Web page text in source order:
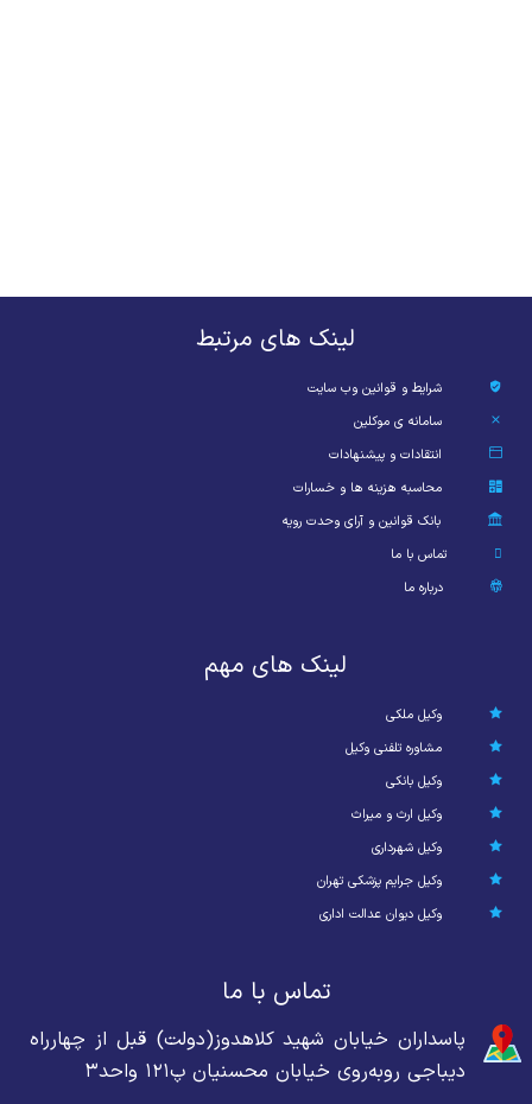
لینک های مرتبط
شرایط و قوانین وب سایت
سامانه ی موکلین
انتقادات و پیشنهادات
محاسبه هزینه ها و خسارات
بانک قوانین و آرای وحدت رویه
تماس با ما
درباره ما
لینک های مهم
وکیل ملکی
مشاوره تلفنی وکیل
وکیل بانکی
وکیل ارث و میراث
وکیل شهرداری
وکیل جرایم پزشکی تهران
وکیل دیوان عدالت اداری
تماس با ما
پاسداران خیابان شهید کلاهدوز(دولت) قبل از چهارراه
دیباجی روبه‌روی خیابان محسنیان پ۱۲۱ واحد۳